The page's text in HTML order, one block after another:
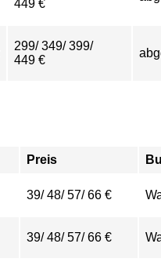
449 €
299/ 349/ 399/
449 €
Preis
39/ 48/ 57/ 66 €
39/ 48/ 57/ 66 €